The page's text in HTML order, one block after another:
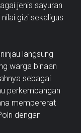
jenis sayuran
gizi sekaligus
langsung
warga binaan
sebagai
perkembangan
mempererat
dengan